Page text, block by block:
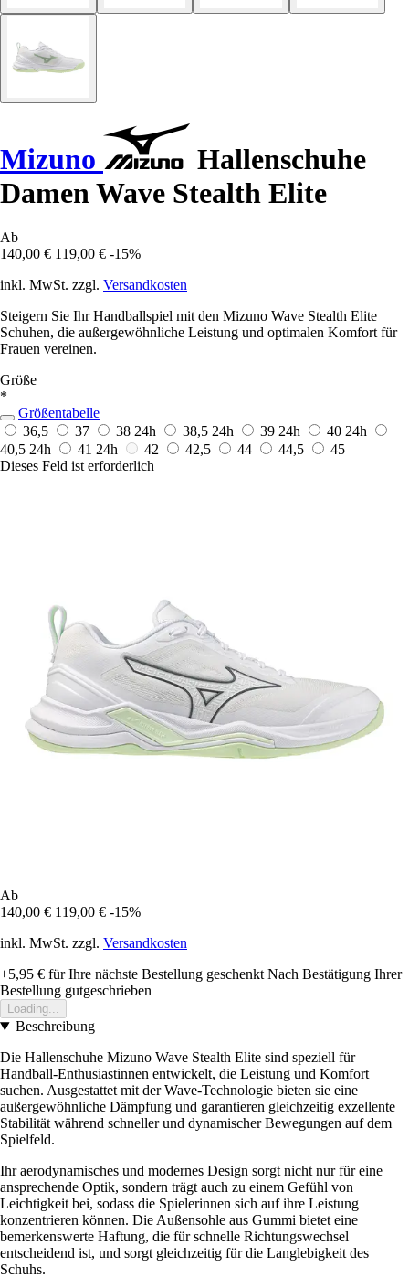
Mizuno
Hallenschuhe
Damen Wave Stealth Elite
Ab
140,00 € 119,00 € -15%
inkl. MwSt. zzgl. Versandkosten
Steigern Sie Ihr Handballspiel mit den Mizuno Wave Stealth Elite
Schuhen, die außergewöhnliche Leistung und optimalen Komfort für
Frauen vereinen.
Größe
*
Größentabelle
36,5
37 38 24h 38,5 24h 39 24h 40 24h
40,5 24h 41 24h 42 42,5 44 44,5
45
Dieses Feld ist erforderlich
Ab
140,00 € 119,00 € -15%
inkl. MwSt. zzgl. Versandkosten
+5,95 € für Ihre nächste Bestellung geschenkt Nach Bestätigung Ihrer
Bestellung gutgeschrieben
Loading...
Beschreibung
Die Hallenschuhe Mizuno Wave Stealth Elite sind speziell für
Handball-Enthusiastinnen entwickelt, die Leistung und Komfort
suchen. Ausgestattet mit der Wave-Technologie bieten sie eine
außergewöhnliche Dämpfung und garantieren gleichzeitig exzellente
Stabilität während schneller und dynamischer Bewegungen auf dem
Spielfeld.
Ihr aerodynamisches und modernes Design sorgt nicht nur für eine
ansprechende Optik, sondern trägt auch zu einem Gefühl von
Leichtigkeit bei, sodass die Spielerinnen sich auf ihre Leistung
konzentrieren können. Die Außensohle aus Gummi bietet eine
bemerkenswerte Haftung, die für schnelle Richtungswechsel
entscheidend ist, und sorgt gleichzeitig für die Langlebigkeit des
Schuhs.